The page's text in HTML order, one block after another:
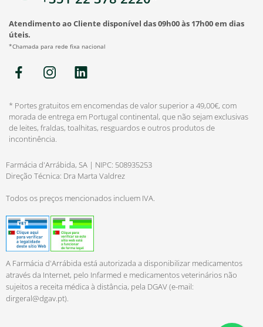
Atendimento ao Cliente disponível das 09h00 às 17h00 em dias
úteis.
*Chamada para rede fixa nacional
* Portes gratuitos em encomendas de valor superior a 49,00€, com
morada de entrega em Portugal continental, que não sejam exclusivas
de leites, fraldas, toalhitas, resguardos e outros produtos de
incontinência.
Farmácia d'Arrábida, SA | NIPC: 508935253
Direção Técnica: Dra Marta Valdrez
Todos os preços mencionados incluem IVA.
A Farmácia d'Arrábida está autorizada a disponibilizar medicamentos
através da Internet, pelo Infarmed e medicamentos veterinários não
sujeitos a receita médica à distância, pela DGAV (e-mail:
dirgeral@dgav.pt).